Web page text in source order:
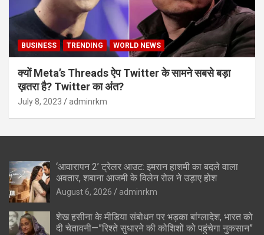
BUSINESS TRENDING WORLD NEWS
क्यों Meta’s Threads ऐप Twitter के सामने सबसे बड़ा
ख़तरा है? Twitter का अंत?
July 8, 2023 adminrkm
‘आवारापन 2’ ट्रेलर आउट: इमरान हाशमी का बदले वाला
अवतार, शबाना आजमी के विलेन रोल ने उड़ाए होश
August 6, 2026 adminrkm
शेख हसीना के मीडिया संबोधन पर भड़का बांग्लादेश, भारत को
दी चेतावनी—”रिश्ते सुधारने की कोशिशों को पहुंचेगा नुकसान”